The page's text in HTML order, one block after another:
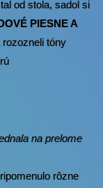
od stola, sadol si
PIESNE A
tóny
na prelome
rôzne